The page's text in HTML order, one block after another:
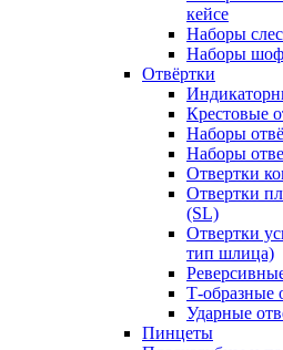
кейсе
Наборы
Наборы
Отвёртки
Крестовые
Наборы
Наборы
Отвертки
Отвертки
(SL)
Отвертки
тип шлица)
Т-образные
Ударные
Пинцеты